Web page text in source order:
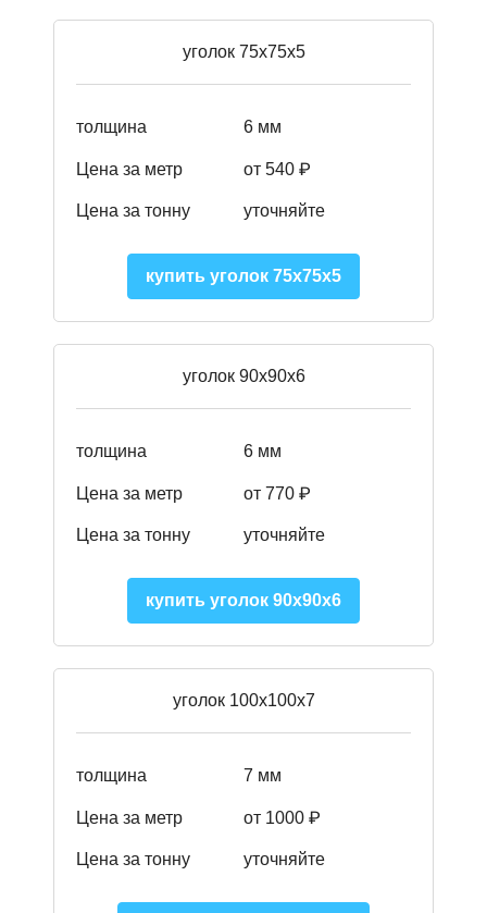
уголок 75х75х5
толщина 6 мм
Цена за метр от 540 ₽
Цена за тонну уточняйте
купить уголок 75х75х5
уголок 90х90х6
толщина 6 мм
Цена за метр от 770 ₽
Цена за тонну уточняйте
купить уголок 90х90х6
уголок 100х100х7
толщина 7 мм
Цена за метр от 1000 ₽
Цена за тонну уточняйте